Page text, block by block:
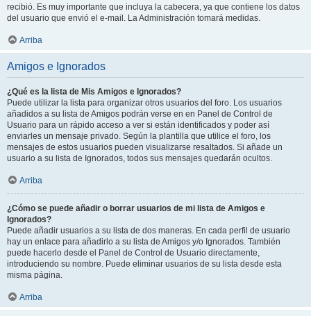
recibió. Es muy importante que incluya la cabecera, ya que contiene los datos
del usuario que envió el e-mail. La Administración tomará medidas.
Arriba
Amigos e Ignorados
¿Qué es la lista de Mis Amigos e Ignorados?
Puede utilizar la lista para organizar otros usuarios del foro. Los usuarios
añadidos a su lista de Amigos podrán verse en en Panel de Control de
Usuario para un rápido acceso a ver si están identificados y poder así
enviarles un mensaje privado. Según la plantilla que utilice el foro, los
mensajes de estos usuarios pueden visualizarse resaltados. Si añade un
usuario a su lista de Ignorados, todos sus mensajes quedarán ocultos.
Arriba
¿Cómo se puede añadir o borrar usuarios de mi lista de Amigos e
Ignorados?
Puede añadir usuarios a su lista de dos maneras. En cada perfil de usuario
hay un enlace para añadirlo a su lista de Amigos y/o Ignorados. También
puede hacerlo desde el Panel de Control de Usuario directamente,
introduciendo su nombre. Puede eliminar usuarios de su lista desde esta
misma página.
Arriba